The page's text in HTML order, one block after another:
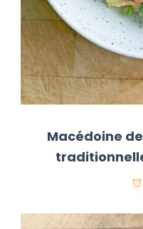
Macédoine